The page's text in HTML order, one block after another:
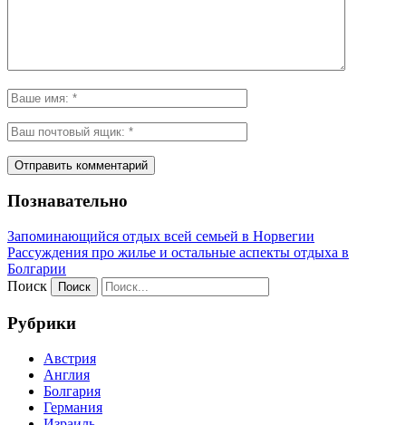
Познавательно
Запоминающийся отдых всей семьей в Норвегии
Рассуждения про жилье и остальные аспекты отдыха в
Болгарии
Поиск
Рубрики
Австрия
Англия
Болгария
Германия